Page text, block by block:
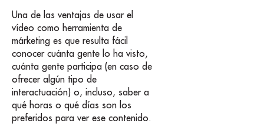
Una de las ventajas de usar el
vídeo como herramienta de
márketing es que resulta fácil
conocer cuánta gente lo ha visto,
cuánta gente participa (en caso de
ofrecer algún tipo de
interactuación) o, incluso, saber a
qué horas o qué días son los
preferidos para ver ese contenido.